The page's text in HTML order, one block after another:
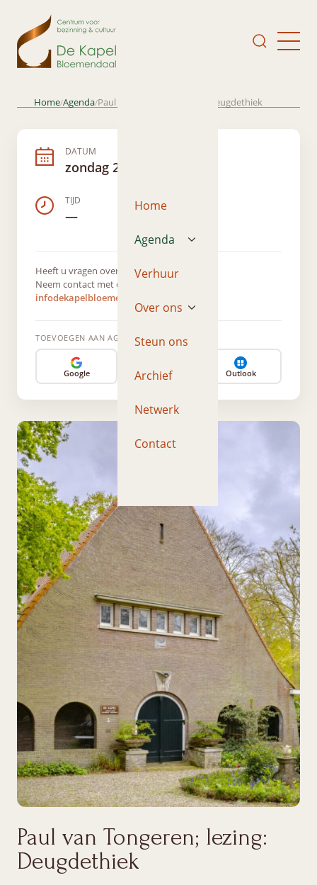
Home
Agenda
Verhuur
Over ons
Steun ons
Archief
Netwerk
Contact
Home/Agenda/Paul van Tongeren; lezing: Deugdethiek
DATUM
zondag 21 januari 2024
TIJD
—
Heeft u vragen over dit evenement?
Neem contact met ons op via
infodekapelbloemendaal@gmail.com
TOEVOEGEN AAN AGENDA
Google Apple Outlook
Paul van Tongeren; lezing:
Deugdethiek